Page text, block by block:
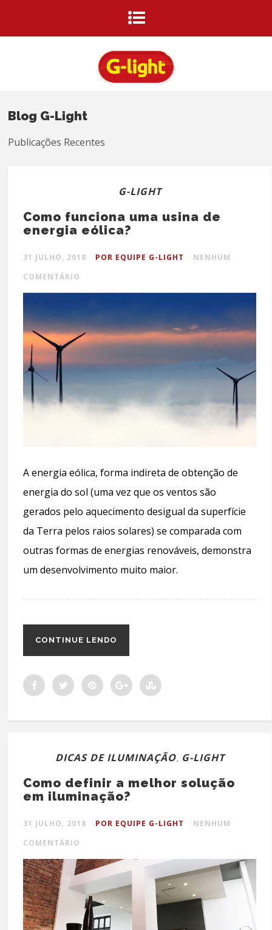
Blog G-Light
Publicações Recentes
G-LIGHT
Como funciona uma usina de
energia eólica?
31 JULHO, 2018 POR EQUIPE G-LIGHT
NENHUM
COMENTÁRIO
A energia eólica, forma indireta de obtenção de
energia do sol (uma vez que os ventos são
gerados pelo aquecimento desigual da superfície
da Terra pelos raios solares) se comparada com
outras formas de energias renováveis, demonstra
um desenvolvimento muito maior.
CONTINUE LENDO
DICAS DE ILUMINAÇÃO, G-LIGHT
Como definir a melhor solução
em iluminação?
31 JULHO, 2018 POR EQUIPE G-LIGHT
NENHUM
COMENTÁRIO